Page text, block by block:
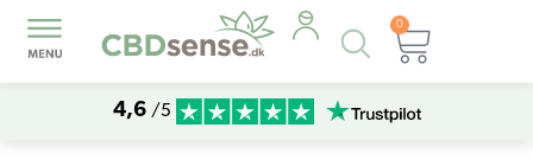
Products
search
0
Kurv
4,6 /5